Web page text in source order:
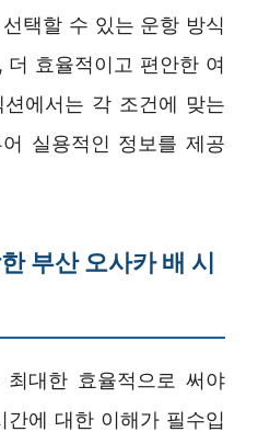
택할 수 있는 운항 방식
효율적이고 편안한 여
에서는 각 조건에 맞는
실용적인 정보를 제공
부산 오사카 배 시
대한 효율적으로 써야
에 대한 이해가 필수입